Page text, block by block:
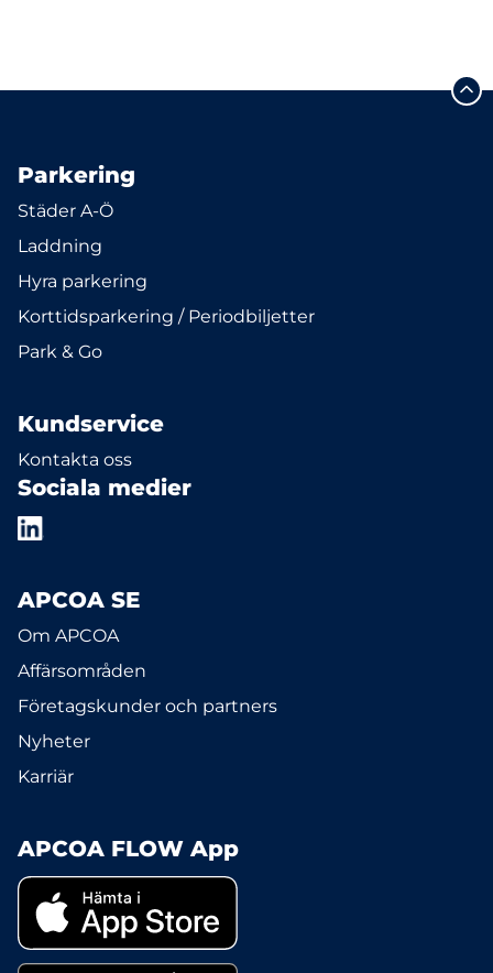
Parkering
Städer A-Ö
Laddning
Hyra parkering
Korttidsparkering / Periodbiljetter
Park & Go
Kundservice
Kontakta oss
Sociala medier
APCOA SE
Om APCOA
Affärsområden
Företagskunder och partners
Nyheter
Karriär
APCOA FLOW App